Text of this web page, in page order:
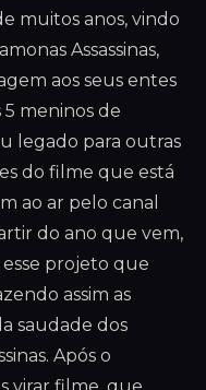
muitos anos, vindo
Assassinas,
aos seus entes
5 meninos de
legado para outras
do filme que está
ao ar pelo canal
do ano que vem,
projeto que
assim as
saudade dos
Após o